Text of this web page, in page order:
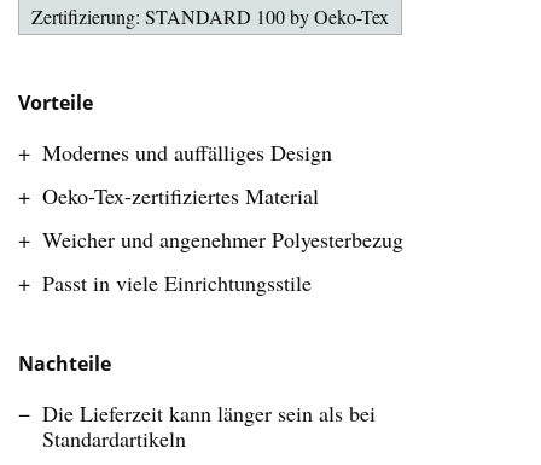
Vorteile
Modernes und auffälliges Design
Oeko-Tex-zertifiziertes Material
Weicher und angenehmer Polyesterbezug
Passt in viele Einrichtungsstile
Nachteile
Die Lieferzeit kann länger sein als bei
Standardartikeln
Zertifizierung: STANDARD 100 by Oeko-Tex